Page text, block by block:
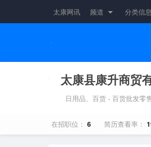
太康网讯 频道 分类信息
太康县康升商贸
日用品、百货 - 百货批发零
在招职位： 6 简历查看率：